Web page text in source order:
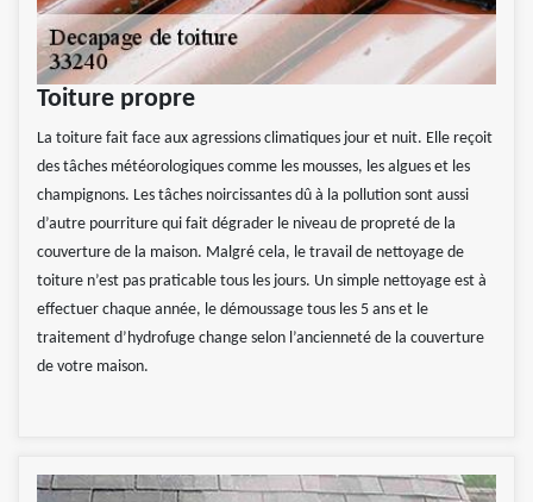
Toiture propre
La toiture fait face aux agressions climatiques jour et nuit. Elle reçoit
des tâches météorologiques comme les mousses, les algues et les
champignons. Les tâches noircissantes dû à la pollution sont aussi
d’autre pourriture qui fait dégrader le niveau de propreté de la
couverture de la maison. Malgré cela, le travail de nettoyage de
toiture n’est pas praticable tous les jours. Un simple nettoyage est à
effectuer chaque année, le démoussage tous les 5 ans et le
traitement d’hydrofuge change selon l’ancienneté de la couverture
de votre maison.